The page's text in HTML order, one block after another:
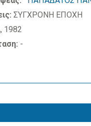
ΣΥΓΧΡΟΝΗ ΕΠΟΧΗ
1982
-